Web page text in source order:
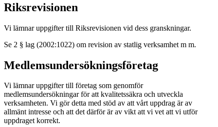
Riksrevisionen
Vi lämnar uppgifter till Riksrevisionen vid dess granskningar.
Se 2 § lag (2002:1022) om revision av statlig verksamhet m m.
Medlemsundersökningsföretag
Vi lämnar uppgifter till företag som genomför
medlemsundersökningar för att kvalitetssäkra och utveckla
verksamheten. Vi gör detta med stöd av att vårt uppdrag är av
allmänt intresse och att det därför är av vikt att vi vet att vi utför
uppdraget korrekt.